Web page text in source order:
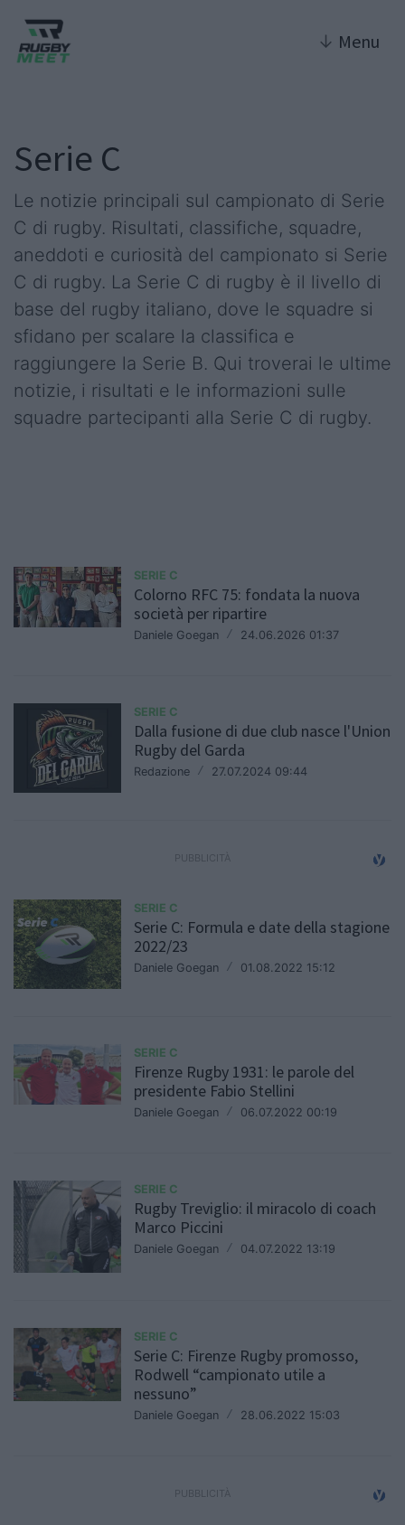
↓ Menu
Serie C
Le notizie principali sul campionato di Serie
C di rugby. Risultati, classifiche, squadre,
aneddoti e curiosità del campionato si Serie
C di rugby. La Serie C di rugby è il livello di
base del rugby italiano, dove le squadre si
sfidano per scalare la classifica e
raggiungere la Serie B. Qui troverai le ultime
notizie, i risultati e le informazioni sulle
squadre partecipanti alla Serie C di rugby.
SERIE C
Colorno RFC 75: fondata la nuova
società per ripartire
Daniele Goegan / 24.06.2026 01:37
SERIE C
Dalla fusione di due club nasce l'Union
Rugby del Garda
Redazione / 27.07.2024 09:44
SERIE C
Serie C: Formula e date della stagione
2022/23
Daniele Goegan / 01.08.2022 15:12
SERIE C
Firenze Rugby 1931: le parole del
presidente Fabio Stellini
Daniele Goegan / 06.07.2022 00:19
SERIE C
Rugby Treviglio: il miracolo di coach
Marco Piccini
Daniele Goegan / 04.07.2022 13:19
SERIE C
Serie C: Firenze Rugby promosso,
Rodwell “campionato utile a
nessuno”
Daniele Goegan / 28.06.2022 15:03